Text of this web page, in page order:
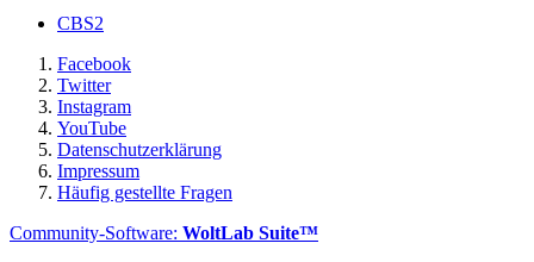
CBS2
Facebook
Twitter
Instagram
YouTube
Datenschutzerklärung
Impressum
Häufig gestellte Fragen
Community-Software: WoltLab Suite™